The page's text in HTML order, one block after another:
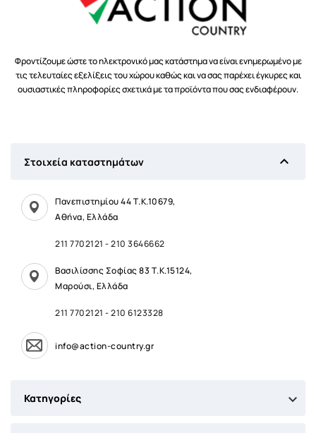
Φροντίζουμε ώστε το ηλεκτρονικό μας κατάστημα να είναι ενημερωμένο με
τις τελευταίες εξελίξεις του χώρου καθώς και να σας παρέχει έγκυρες και
ουσιαστικές πληροφορίες σχετικά με τα προϊόντα που σας ενδιαφέρουν.
Στοιχεία καταστημάτων 
Πανεπιστημίου 44 Τ.Κ.10679,
Αθήνα, Ελλάδα
211 7702121 -210 3646662
Βασιλίσσης Σοφίας 83 Τ.Κ.15124,
Μαρούσι, Ελλάδα
211 7702121 -210 6123328
info@action-country.gr
Κατηγορίες 